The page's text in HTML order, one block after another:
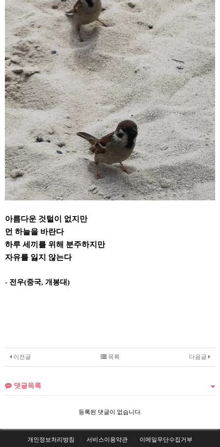
아름다운 것털이 없지만
먼 하늘을 바란다
하루 세끼를 위해 분주하지만
자유를 잃지 않는다
- 전우(중국, 개봉대)
이전글 다음글
목록
댓글목록
등록된 댓글이 없습니다.
개인정보처리방침 서비스이용약관 이메일무단수집거부